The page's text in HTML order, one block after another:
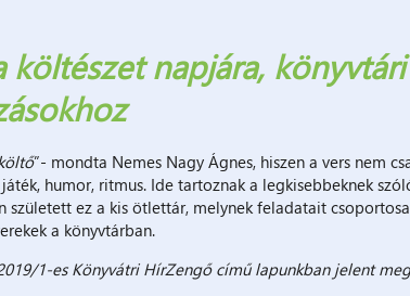
költészet napjára, könyvtári
”- mondta Nemes Nagy Ágnes, hiszen a vers nem
humor, ritmus. Ide tartoznak a legkisebbeknek
született ez a kis ötlettár, melynek feladatait
a könyvtárban.
1-es Könyvátri HírZengő című lapunkban jelent